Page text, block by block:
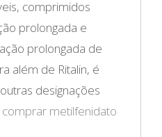
comprimidos
prolongada e
prolongada de
além de Ritalin, é
designações
comprar metilfenidato